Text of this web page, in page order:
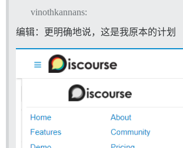
vinothkannans:
编辑：更明确地说，这是我原本的计划